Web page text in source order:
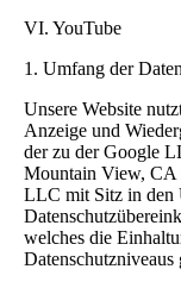
VI. YouTube
1. Umfang der
Unsere Website
Anzeige und
der zu der Google
Mountain View, CA
LLC mit Sitz in den
welches die
Datenschutzniveaus